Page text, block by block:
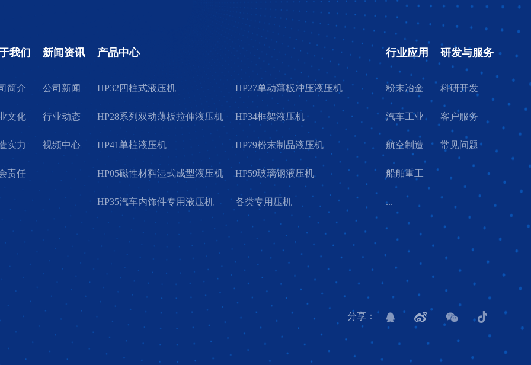
我们
简介
文化
实力
责任
新闻资讯
公司新闻
行业动态
视频中心
产品中心
HP32四柱式液压机 HP27单动薄板冲压液压机
HP28系列双动薄板拉伸液压机 HP34框架液压机
HP41单柱液压机 HP79粉末制品液压机
HP05磁性材料湿式成型液压机 HP59玻璃钢液压机
HP35汽车内饰件专用液压机 各类专用压机
行业应用
粉末冶金
汽车工业
航空制造
船舶重工
...
研发与服务
科研开发
客户服务
常见问题
分享：